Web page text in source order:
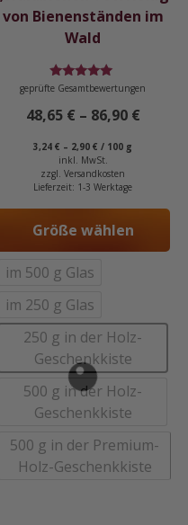
von Bienenständen im
Wald
Bewertet
5.00
von 5
geprüfte Gesamtbewertungen
48,65 € – 86,90 €
3,24 € – 2,90 € / 100 g
inkl. MwSt.
zzgl. Versandkosten
Lieferzeit: 1-3 Werktage
Größe wählen
Produktseite
im 500 g Glas
im 250 g Glas
250 g in der Holz-
Geschenkkiste
500 g in der Holz-
Geschenkkiste
500 g in der Premium-
Holz-Geschenkkiste